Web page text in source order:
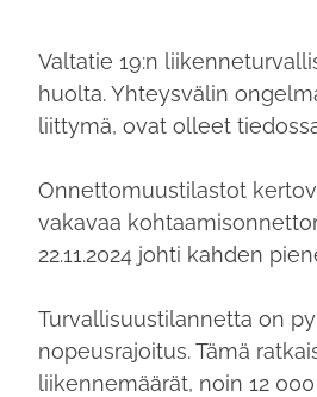
Valtatie 19:n
huolta. Yhteysvälin
liittymä, ovat olleet
Onnettomuustilastot
vakavaa
22.11.2024 johti kahden
Turvallisuustilannetta on
nopeusrajoitus. Tämä
liikennemäärät, noin 12